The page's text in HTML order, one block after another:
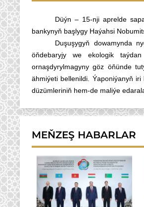
Düýn – 15-nji aprelde
bankynyň başlygy Haýahsi
Duşuşygyň dowamynda
öňdebaryjy we ekologik taýdan
ornaşdyrylmagyny göz öňünde
ähmiýeti bellenildi. Ýaponiýanyň
düzümleriniň hem-de maliýe
MEŇZEŞ HABARLAR